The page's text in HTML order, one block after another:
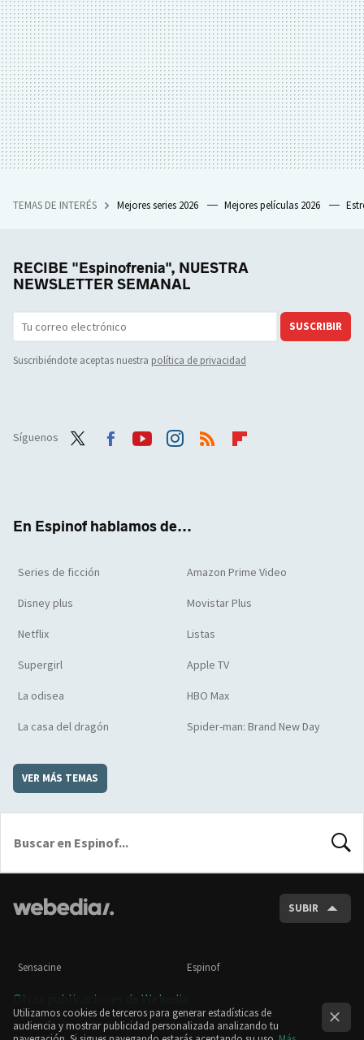
TEMAS DE INTERÉS Mejores series 2026 Mejores películas 2026
RECIBE "Espinofrenia", NUESTRA
NEWSLETTER SEMANAL
SUSCRIBIR
Suscribiéndote aceptas nuestra política de privacidad
Síguenos
En Espinof hablamos de...
Series de ficción Amazon Prime Video
Disney plus Movistar Plus
Netflix Listas
Supergirl Apple TV
La odisea HBO Max
La casa del dragón Spider-man: Brand New Day
VER MÁS TEMAS
SUBIR
Sensacine Espinof
Otras publicaciones de Webedia
Utilizamos cookies de terceros para generar estadísticas de
audiencia y mostrar publicidad personalizada analizando tu